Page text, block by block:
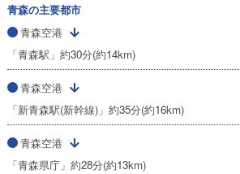
青森の主要都市
青森空港
「青森駅」約30分(約14km)
青森空港
「新青森駅(新幹線)」約35分(約16km)
青森空港
「青森県庁」約28分(約13km)